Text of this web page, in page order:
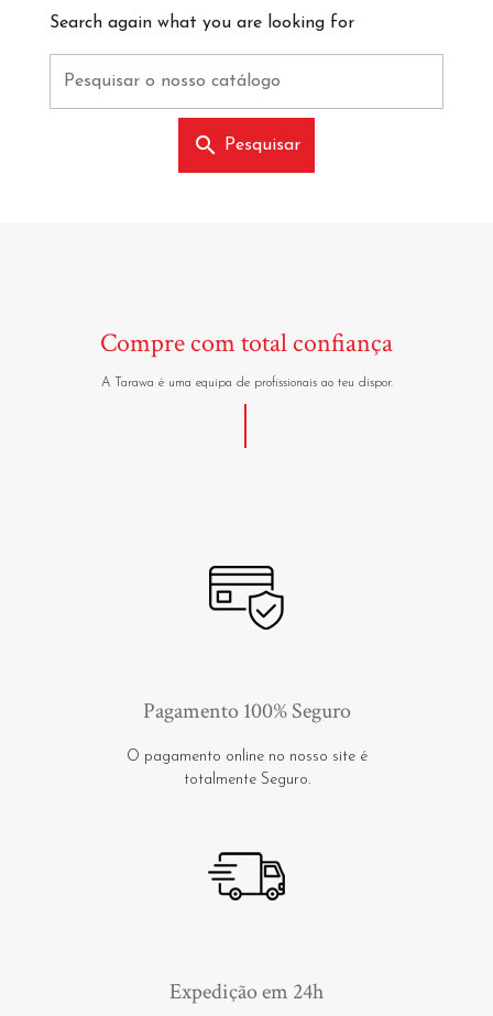
Search again what you are looking for
search Pesquisar
Compre com total confiança
A Tarawa é uma equipa de profissionais ao teu dispor.
Pagamento 100% Seguro
O pagamento online no nosso site é
totalmente Seguro.
Expedição em 24h